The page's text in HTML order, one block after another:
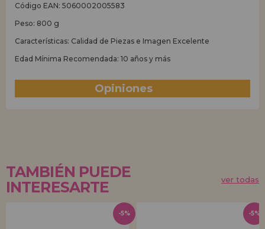
Código EAN: 5060002005583
Peso: 800 g
Características: Calidad de Piezas e Imagen Excelente
Edad Mínima Recomendada: 10 años y más
Opiniones
TAMBIÉN PUEDE
INTERESARTE
ver todas
-5% -5%